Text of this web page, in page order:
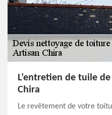
L’entretien de tuile
Chira
Le revêtement de votre